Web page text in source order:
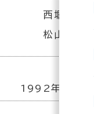
西堀端駅(
松山市駅(
1992年 9月